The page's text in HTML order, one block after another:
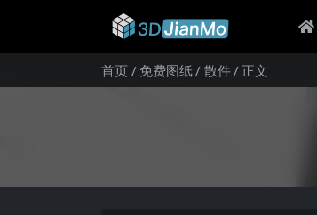
首页 免费图纸 散件 正文